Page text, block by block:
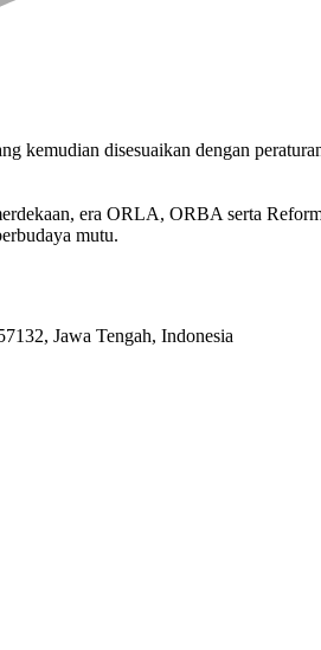
kemudian disesuaikan dengan
era ORLA, ORBA serta
mutu.
Jawa Tengah, Indonesia